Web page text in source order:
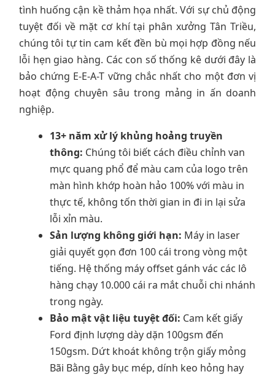
tình huống cận kề thảm họa nhất. Với sự chủ động
tuyệt đối về mặt cơ khí tại phân xưởng Tân Triều,
chúng tôi tự tin cam kết đền bù mọi hợp đồng nếu
lỗi hẹn giao hàng. Các con số thống kê dưới đây là
bảo chứng E-E-A-T vững chắc nhất cho một đơn vị
hoạt động chuyên sâu trong mảng in ấn doanh
nghiệp.
13+ năm xử lý khủng hoảng truyền
thông: Chúng tôi biết cách điều chỉnh van
mực quang phổ để màu cam của logo trên
màn hình khớp hoàn hảo 100% với màu in
thực tế, không tốn thời gian in đi in lại sửa
lỗi xỉn màu.
Sản lượng không giới hạn: Máy in laser
giải quyết gọn đơn 100 cái trong vòng một
tiếng. Hệ thống máy offset gánh vác các lô
hàng chạy 10.000 cái ra mắt chuỗi chi nhánh
trong ngày.
Bảo mật vật liệu tuyệt đối: Cam kết giấy
Ford định lượng dày dặn 100gsm đến
150gsm. Dứt khoát không trộn giấy mỏng
Bãi Bằng gây bục mép, dính keo hỏng hay